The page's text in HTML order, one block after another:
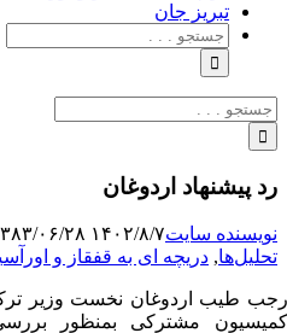
تبریزِ جان
جستجو
برای:
جستجو
برای:
رد پیشنهاد اردوغان
نویسنده سایت۱۴۰۲/۸/۷ ۱۸:۱۷:۳۰ ۱۳۸۳/۰۶/
تحلیل‌ها, دریچه ای به قفقاز و
رجب طیب اردوغان نخست وزیر